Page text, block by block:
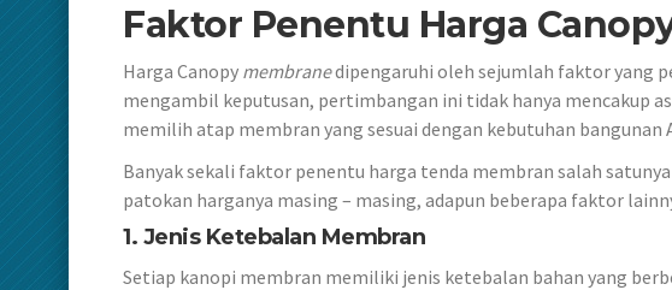
Faktor Penentu Harga
Harga Canopy membranedipengaruhi oleh sejumlah faktor yang
mengambil keputusan, pertimbangan ini tidak hanya mencakup
memilih atap membran yang sesuai dengan kebutuhan bangunan
Banyak sekali faktor penentu harga tenda membran salah
patokan harganya masing – masing, adapun beberapa faktor
1. Jenis Ketebalan Membran
Setiap kanopi membran memiliki jenis ketebalan bahan yang